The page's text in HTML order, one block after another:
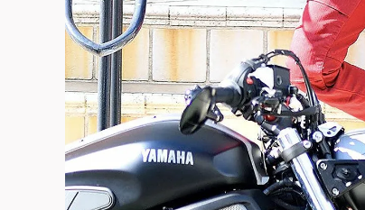
Brand list
Guide
ご利用ガイド
よくある質問
お問合せ